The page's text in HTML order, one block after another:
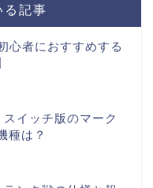
る記事
心者におすすめする
スイッチ版のマーク
種は？